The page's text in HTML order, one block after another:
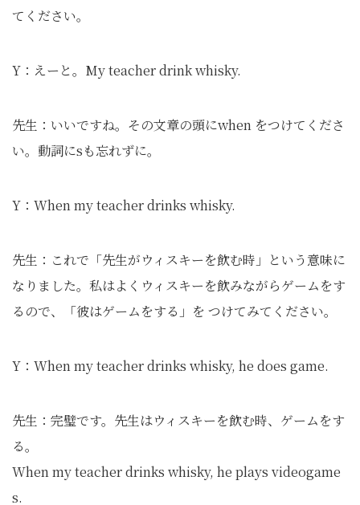
てください。
Y：えーと。My teacher drink whisky.
先生：いいですね。その文章の頭にwhen をつけてくださ
い。動詞にsも忘れずに。
Y：When my teacher drinks whisky.
先生：これで「先生がウィスキーを飲む時」という意味に
なりました。私はよくウィスキーを飲みながらゲームをす
るので、「彼はゲームをする」を つけてみてください。
Y：When my teacher drinks whisky, he does game.
先生：完璧です。先生はウィスキーを飲む時、ゲームをす
る。
When my teacher drinks whisky, he plays videogame
s.